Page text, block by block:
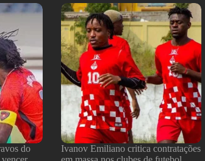
do
Ivanov Emiliano critica contratações